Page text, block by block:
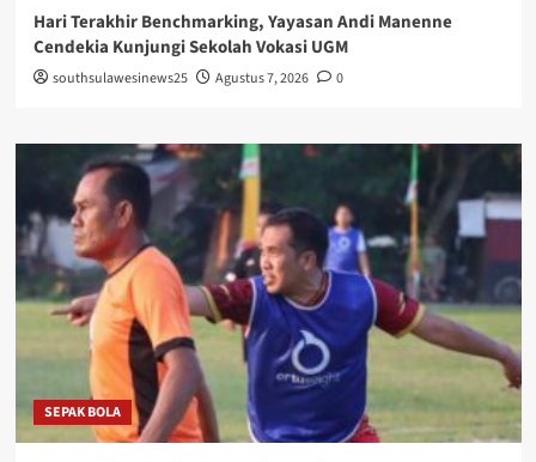
Hari Terakhir Benchmarking, Yayasan Andi Manenne
Cendekia Kunjungi Sekolah Vokasi UGM
southsulawesinews25 Agustus 7, 2026 0
SEPAK BOLA